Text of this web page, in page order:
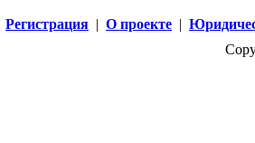
Регистрация | О проекте |